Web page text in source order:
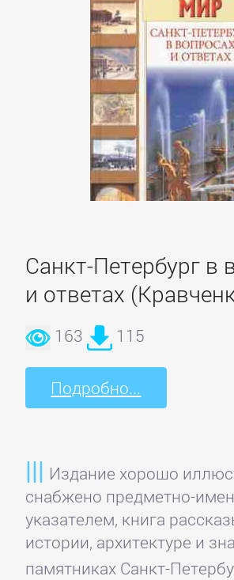
Санкт-Петербург в
и ответах
163 115
Подробно...
Издание хорошо
снабжено предметно-
указателем, книга
истории, архитектуре и
памятниках Санкт-